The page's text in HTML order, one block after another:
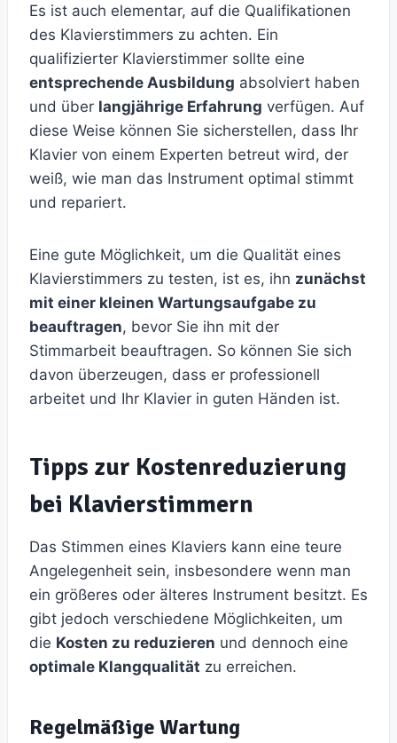
Es ist auch elementar, auf die Qualifikationen
des Klavierstimmers zu achten. Ein
qualifizierter Klavierstimmer sollte eine
entsprechende Ausbildung absolviert haben
und über langjährige Erfahrung verfügen. Auf
diese Weise können Sie sicherstellen, dass Ihr
Klavier von einem Experten betreut wird, der
weiß, wie man das Instrument optimal stimmt
und repariert.
Eine gute Möglichkeit, um die Qualität eines
Klavierstimmers zu testen, ist es, ihn zunächst
mit einer kleinen Wartungsaufgabe zu
beauftragen, bevor Sie ihn mit der
Stimmarbeit beauftragen. So können Sie sich
davon überzeugen, dass er professionell
arbeitet und Ihr Klavier in guten Händen ist.
Tipps zur Kostenreduzierung
bei Klavierstimmern
Das Stimmen eines Klaviers kann eine teure
Angelegenheit sein, insbesondere wenn man
ein größeres oder älteres Instrument besitzt. Es
gibt jedoch verschiedene Möglichkeiten, um
die Kosten zu reduzieren und dennoch eine
optimale Klangqualität zu erreichen.
Regelmäßige Wartung